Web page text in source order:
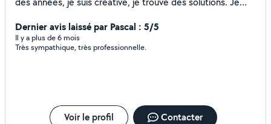
ensemble les meilleures solutions à votre problème. Les
prix varient selon votre problème. Les prix varient selon la
prestation.
Dernier avis laissé par Pascal : 5/5
Il y a plus de 6 mois
Très sympathique, très professionnelle.
Voir le profil Contacter